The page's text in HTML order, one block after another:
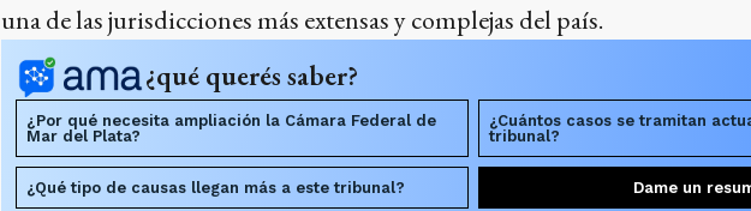
una de las jurisdicciones más extensas y complejas del país.
¿qué querés saber?
¿Por qué necesita ampliación la Cámara Federal de
Mar del Plata?
¿Cuántos casos se tramitan
tribunal?
¿Qué tipo de causas llegan más a este tribunal? Dame un